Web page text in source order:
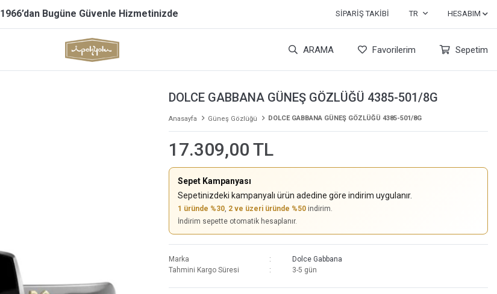
1966’dan Bugüne Güvenle Hizmetinizde SIPARIŞ TAKIBI TR HESABIM
ARAMA Favorilerim Sepetim
DOLCE GABBANA GÜNEŞ GÖZLÜĞÜ 4385-501/8G
Anasayfa Güneş Gözlüğü DOLCE GABBANA GÜNEŞ GÖZLÜĞÜ 4385-501/8G
17.309,00 TL
Sepet Kampanyası
Sepetinizdeki kampanyalı ürün adedine göre indirim uygulanır.
1 üründe %30, 2 ve üzeri üründe %50indirim.
İndirim sepette otomatik hesaplanır.
Marka
Dolce Gabbana
Tahmini Kargo Süresi
3-5 gün